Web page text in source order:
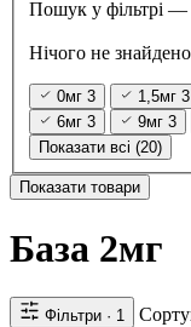
Пошук у фільтрі —
Нічого не знайдено
0мг 3 1,5мг 3
6мг 3 9мг 3
Показати всі (20)
Показати товари
База 2мг
Фільтри · 1